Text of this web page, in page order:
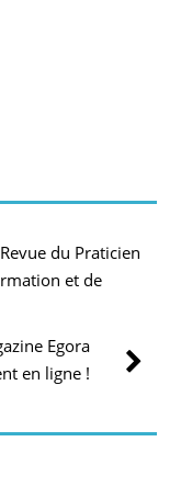
du Praticien
et de
Egora
en ligne !